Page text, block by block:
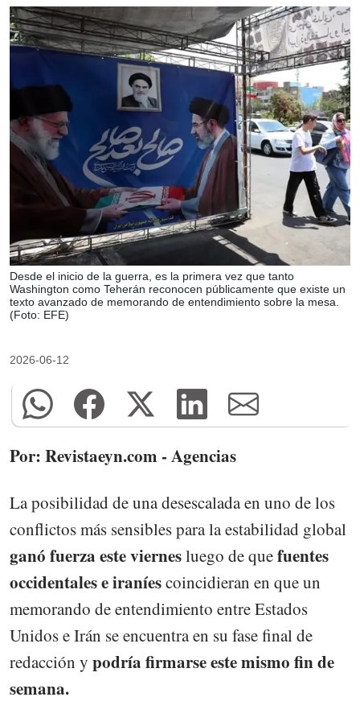
Desde el inicio de la guerra, es la primera vez que tanto
Washington como Teherán reconocen públicamente que existe un
texto avanzado de memorando de entendimiento sobre la mesa.
(Foto: EFE)
2026-06-12
Por: Revistaeyn.com - Agencias
La posibilidad de una desescalada en uno de los
conflictos más sensibles para la estabilidad global
ganó fuerza este viernesluego de quefuentes
occidentales e iraníescoincidieran en que un
memorando de entendimiento entre Estados
Unidos e Irán se encuentra en su fase final de
redacción y podría firmarse este mismo fin de
semana.